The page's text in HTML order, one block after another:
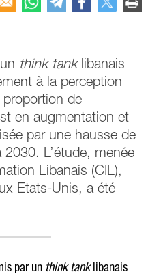
think tanklibanais
à la perception
proportion de
en augmentation et
par une hausse de
2030. L’étude, menée
Libanais (CIL),
Etats-Unis, a été
par un think tanklibanais